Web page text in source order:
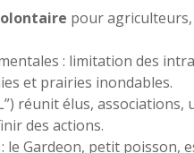
pour
: limitation des
et prairies inondables.
réunit élus,
des actions.
Gardeon, petit poisson,